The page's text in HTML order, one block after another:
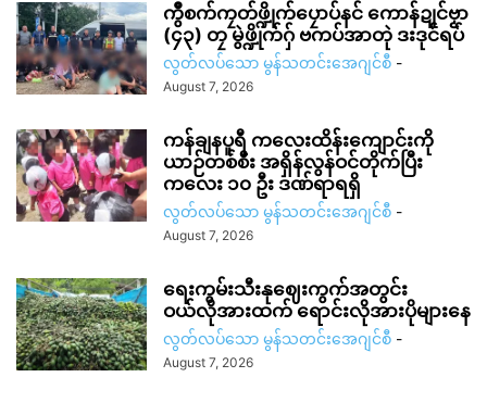
ကွဳစက်ကၠတ်ဖ္ဍိုက်ပၠောပ်နင် ကောန်ဍုင်ဗၟာ
(၄၃) တၠ မွဲဖ္ဍိုက်ဂှ် ဗကပ်အာတုဲ ဒးဒုင်ရပ်
လွတ်လပ်သော မွန်သတင်းအေဂျင်စီ -
August 7, 2026
ကန်ချနပူရီ ကလေးထိန်းကျောင်းကို
ယာဉ်တစ်စီး အရှိန်လွန်ဝင်တိုက်ပြီး
ကလေး ၁၀ ဦး ဒဏ်ရာရရှိ
လွတ်လပ်သော မွန်သတင်းအေဂျင်စီ -
August 7, 2026
ရေးကွမ်းသီးနုဈေးကွက်အတွင်း
ဝယ်လိုအားထက် ရောင်းလိုအားပိုများနေ
လွတ်လပ်သော မွန်သတင်းအေဂျင်စီ -
August 7, 2026